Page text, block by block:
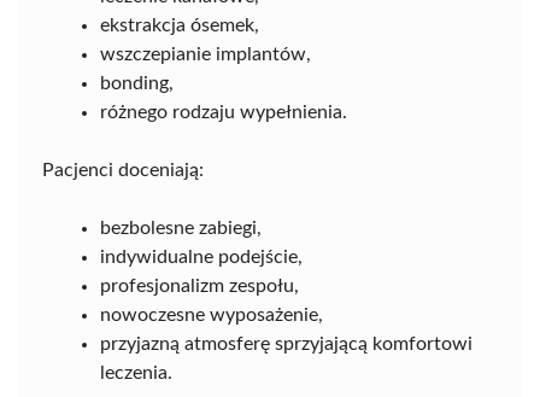
ekstrakcja ósemek,
wszczepianie implantów,
bonding,
różnego rodzaju wypełnienia.
Pacjenci doceniają:
bezbolesne zabiegi,
indywidualne podejście,
profesjonalizm zespołu,
nowoczesne wyposażenie,
przyjazną atmosferę sprzyjającą komfortowi
leczenia.